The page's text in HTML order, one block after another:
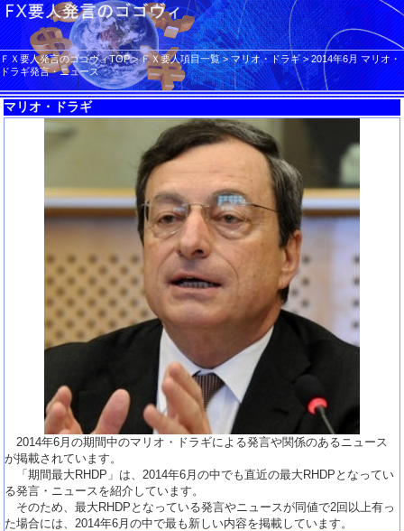
ＦＸ要人発言のゴゴヴィTOP>ＦＸ要人項目一覧>マリオ・ドラギ>2014年6月 マリオ・
ドラギ発言・ニュース
マリオ・ドラギ
2014年6月の期間中のマリオ・ドラギによる発言や関係のあるニュース
が掲載されています。
「期間最大RHDP」は、2014年6月の中でも直近の最大RHDPとなってい
る発言・ニュースを紹介しています。
そのため、最大RHDPとなっている発言やニュースが同値で2回以上有っ
た場合には、2014年6月の中で最も新しい内容を掲載しています。